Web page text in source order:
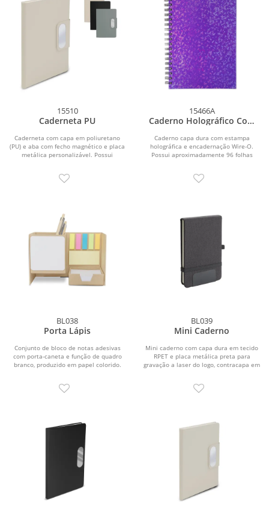
15510
Caderneta PU
Caderneta com capa em poliuretano
(PU) e aba com fecho magnético e placa
metálica personalizável. Possui
15466A
Caderno Holográfico Com
Caderno capa dura com estampa
holográfica e encadernação Wire-O.
Possui aproximadamente 96 folhas
BL038
Porta Lápis
Conjunto de bloco de notas adesivas
com porta-caneta e função de quadro
branco, produzido em papel colorido.
BL039
Mini Caderno
Mini caderno com capa dura em tecido
RPET e placa metálica preta para
gravação a laser do logo, contracapa em